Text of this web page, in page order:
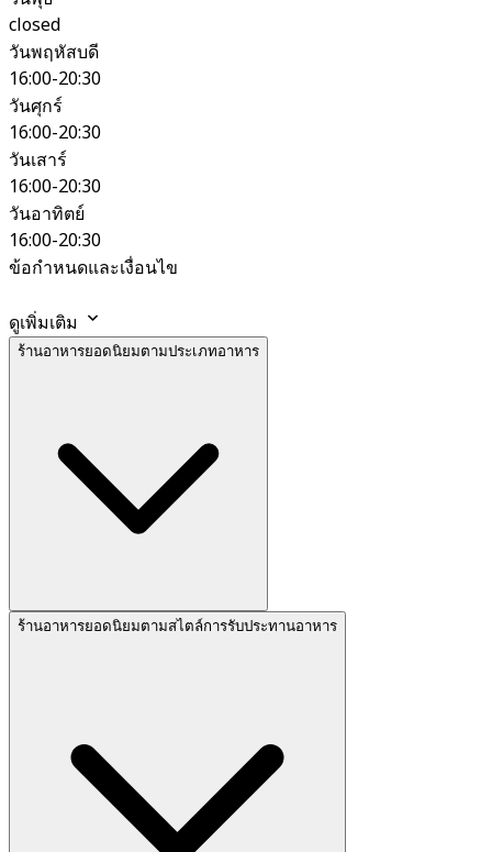
closed
วันพฤหัสบดี
16:00-20:30
วันศุกร์
16:00-20:30
วันเสาร์
16:00-20:30
วันอาทิตย์
16:00-20:30
ข้อกำหนดและเงื่อนไข
ดูเพิ่มเติม
ร้านอาหารยอดนิยมตามประเภทอาหาร
ร้านอาหารยอดนิยมตามสไตล์การรับประทานอาหาร